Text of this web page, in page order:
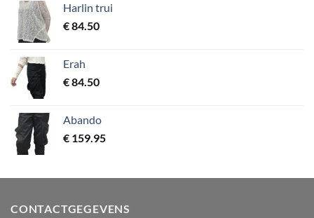
Harlin trui
€84.50
Erah
€84.50
Abando
€ 159.95
CONTACTGEGEVENS